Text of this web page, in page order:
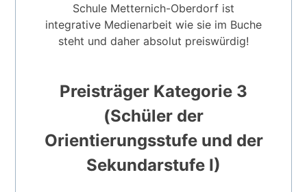
Schule Metternich-Oberdorf ist
integrative Medienarbeit wie sie im Buche
steht und daher absolut preiswürdig!
Preisträger Kategorie 3
(Schüler der
Orientierungsstufe und der
Sekundarstufe I)